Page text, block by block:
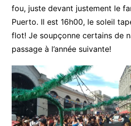
fou, juste devant justement le
Puerto. Il est 16h00, le soleil
flot! Je soupçonne certains de
passage à l’année suivante!